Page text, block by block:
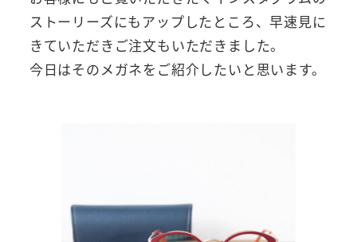
ストーリーズにもアップしたところ、早速見に
きていただきご注文もいただきました。
今日はそのメガネをご紹介したいと思います。